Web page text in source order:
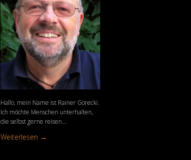
Hallo, mein Name ist Rainer Gorecki.
Ich möchte Menschen unterhalten,
die selbst gerne reisen...
Weiterlesen →